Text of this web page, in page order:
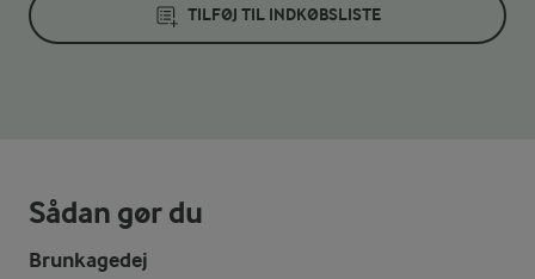
TILFØJ TIL INDKØBSLISTE
Sådan gør du
Brunkagedej